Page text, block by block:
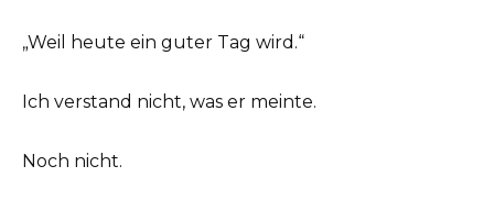
„Weil heute ein guter Tag wird.“
Ich verstand nicht, was er meinte.
Noch nicht.